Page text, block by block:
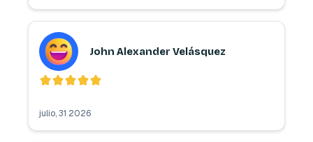
John Alexander Velásquez
julio, 31 2026